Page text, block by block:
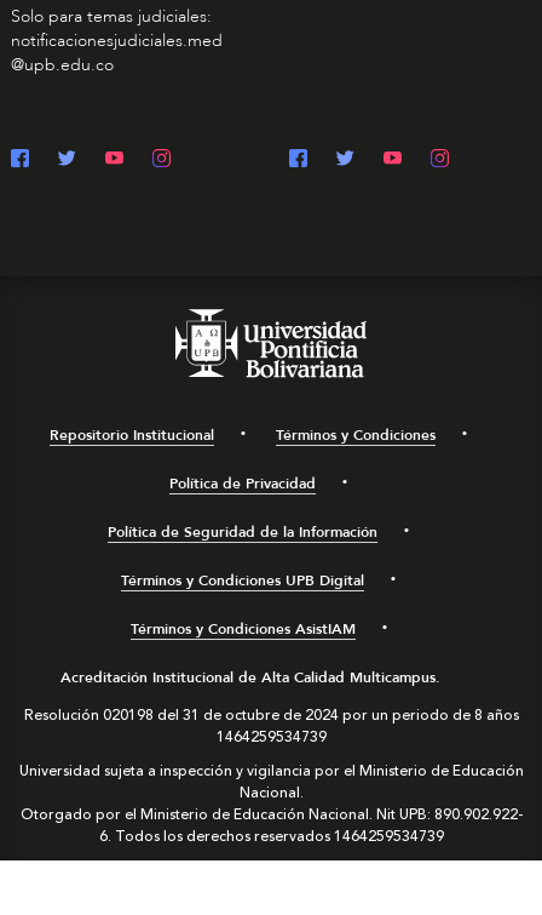
Solo para temas judiciales:
notificacionesjudiciales.med
@upb.edu.co
Repositorio Institucional Términos y Condiciones
Política de Privacidad
Política de Seguridad de la Información
Términos y Condiciones UPB Digital
Términos y Condiciones AsistIAM
Acreditación Institucional de Alta Calidad Multicampus.
Resolución 020198 del 31 de octubre de 2024 por un periodo de 8 años
1464259534739
Universidad sujeta a inspección y vigilancia por el Ministerio de Educación
Nacional.
Otorgado por el Ministerio de Educación Nacional. Nit UPB: 890.902.922-
6. Todos los derechos reservados1464259534739